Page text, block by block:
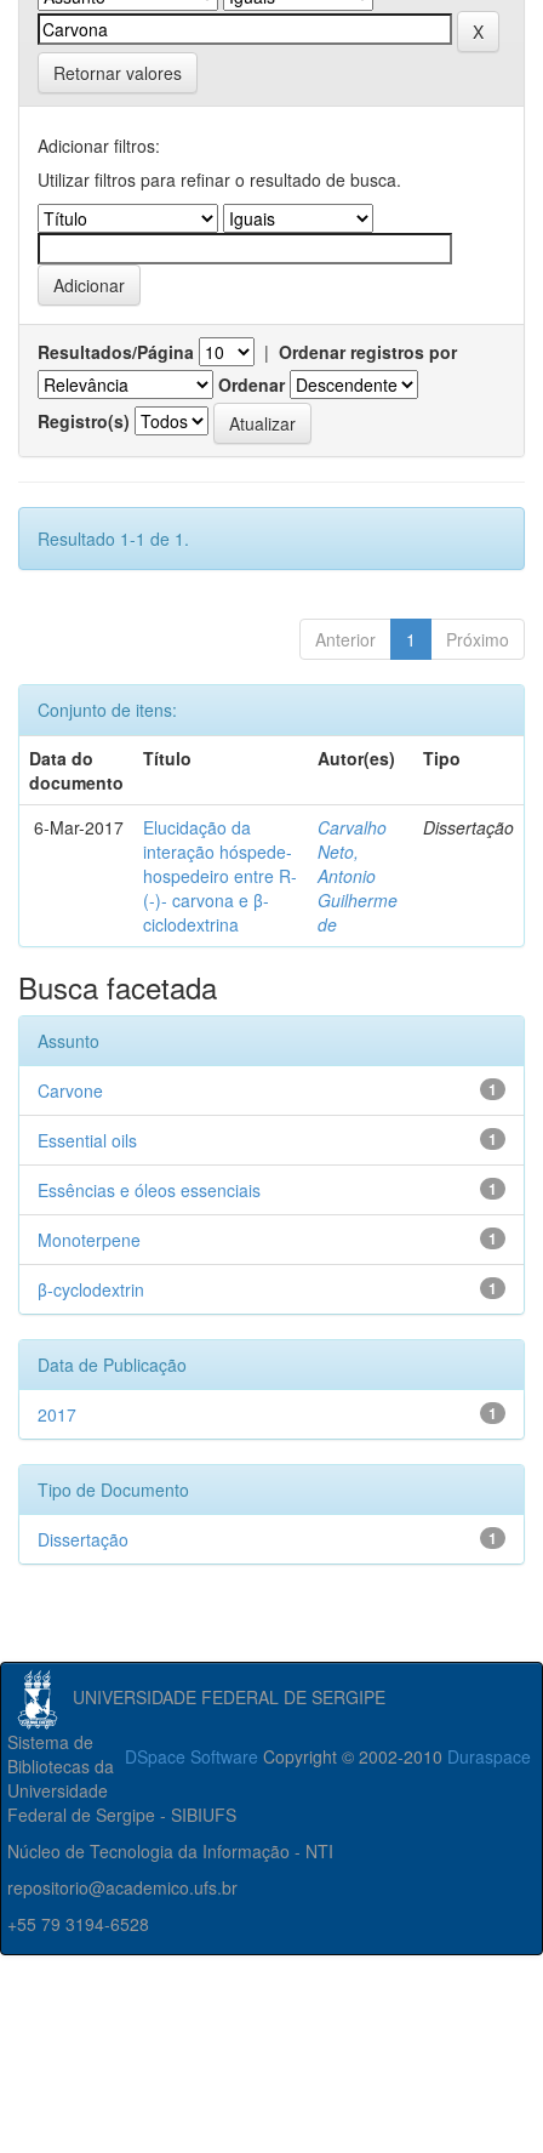
Retornar valores
Adicionar filtros:
Utilizar filtros para refinar o resultado de busca.
Resultados/Página | Ordenar registros por
Ordenar
Registro(s)
Resultado 1-1 de 1.
Anterior 1 Próximo
Conjunto de itens:
Data do
documento
Título Autor(es) Tipo
6-Mar-2017
Elucidação da
interação hóspede-
hospedeiro entre R-
(-)- carvona e β-
ciclodextrina
Carvalho
Neto,
Antonio
Guilherme
de
Dissertação
Busca facetada
Assunto
1
Carvone
1
Essential oils
1
Essências e óleos essenciais
1
Monoterpene
1
β-cyclodextrin
Data de Publicação
1
2017
Tipo de Documento
1
Dissertação
UNIVERSIDADE FEDERAL DE SERGIPE
DSpace Software Copyright © 2002-2010 Duraspace
Sistema de
Bibliotecas da
Universidade
Federal de Sergipe - SIBIUFS
Núcleo de Tecnologia da Informação - NTI
repositorio@academico.ufs.br
+55 79 3194-6528